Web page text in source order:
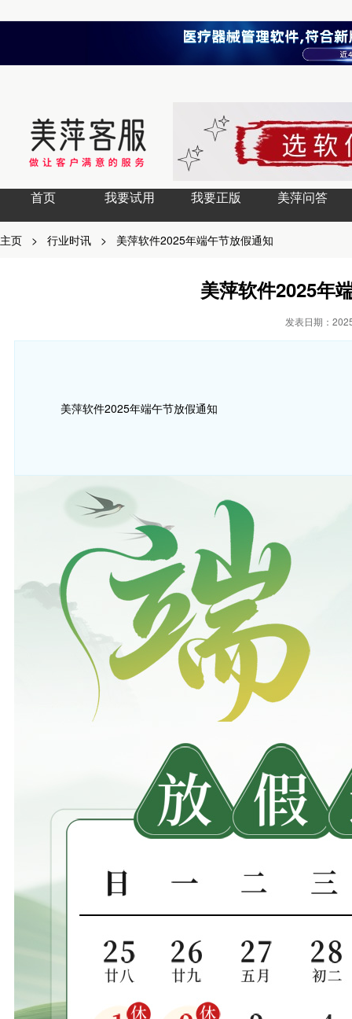
首页 我要试用 我要正版 美萍问答
主页 > 行业时讯 > 美萍软件2025年端午节放假通知
美萍软件2025年
发表日期：
美萍软件2025年端午节放假通知